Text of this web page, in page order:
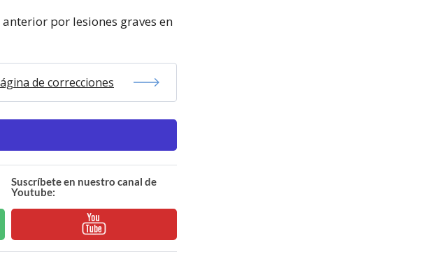
por lesiones graves en
de correcciones
Suscríbete en nuestro canal de
Youtube: